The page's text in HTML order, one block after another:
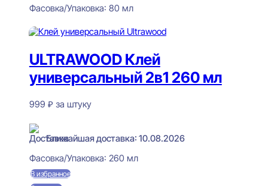
Фасовка/Упаковка: 80 мл
ULTRAWOOD Клей
универсальный 2в1 260 мл
999 ₽ за штуку
Ближайшая доставка: 10.08.2026
Фасовка/Упаковка: 260 мл
В избранное